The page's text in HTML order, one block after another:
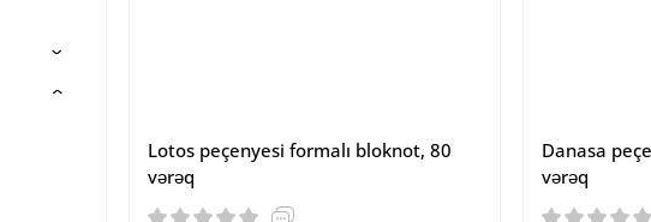
Lotos peçenyesi formalı bloknot, 80
vərəq
Danasa
vərəq